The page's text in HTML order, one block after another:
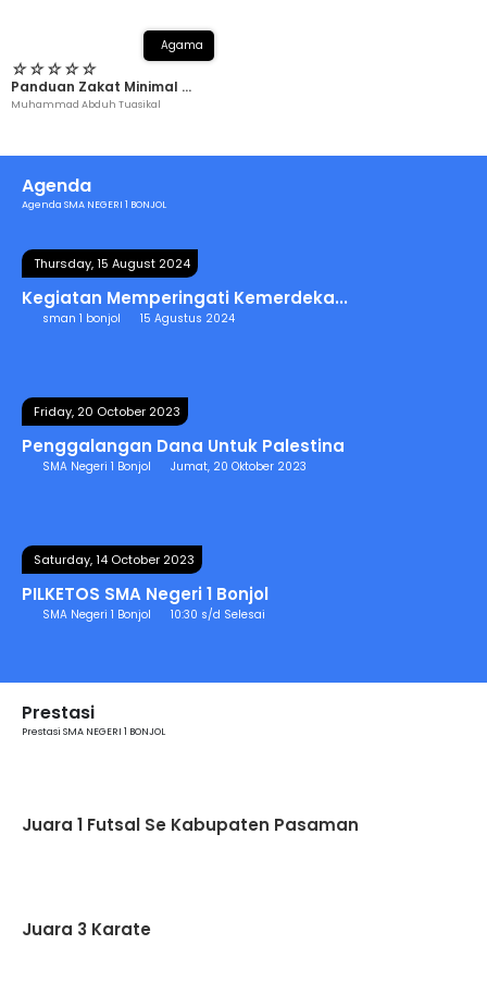
Agama
☆☆☆☆☆
Panduan Zakat Minimal ...
Muhammad Abduh Tuasikal
Agenda
Agenda SMA NEGERI 1 BONJOL
Thursday, 15 August 2024
Kegiatan Memperingati Kemerdeka...
sman 1 bonjol 15 Agustus 2024
Friday, 20 October 2023
Penggalangan Dana Untuk Palestina
SMA Negeri 1 Bonjol Jumat, 20 Oktober 2023
Saturday, 14 October 2023
PILKETOS SMA Negeri 1 Bonjol
SMA Negeri 1 Bonjol 10:30 s/d Selesai
Prestasi
Prestasi SMA NEGERI 1 BONJOL
Juara 1 Futsal Se Kabupaten Pasaman
Juara 3 Karate